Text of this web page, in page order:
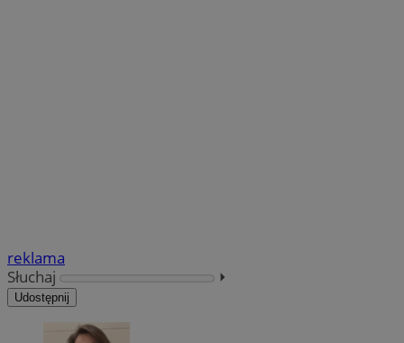
reklama
Słuchaj
⏵︎
Udostępnij